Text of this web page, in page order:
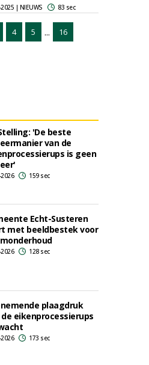
| NIEUWS 83 sec
4 5 ... 16
'De beste
van de
is geen
159 sec
Echt-Susteren
met beeldbestek voor
128 sec
plaagdruk
eikenprocessierups
173 sec